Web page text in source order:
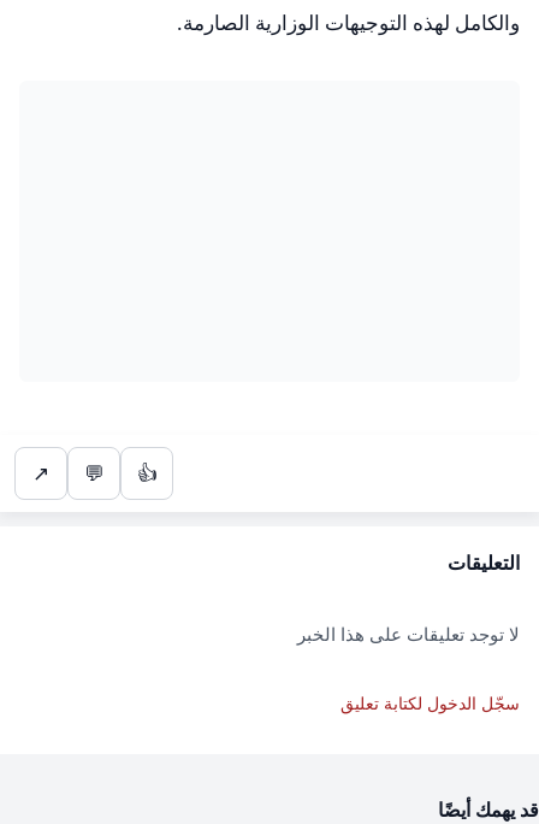
والكامل لهذه التوجيهات الوزارية الصارمة.
👍
💬
↗
التعليقات
لا توجد تعليقات على هذا الخبر
سجّل الدخول لكتابة تعليق
قد يهمك أيضًا